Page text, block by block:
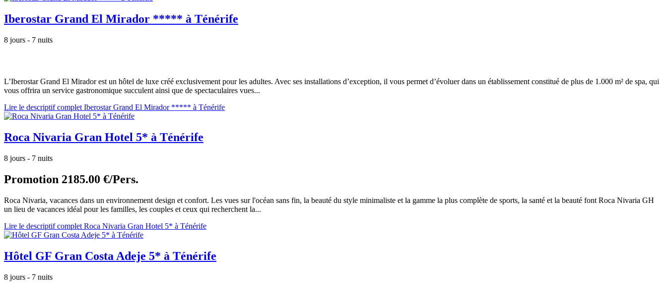
Iberostar Grand El Mirador ***** à Ténérife
8 jours - 7 nuits
L’Iberostar Grand El Mirador est un hôtel de luxe créé exclusivement pour les adultes. Avec ses installations d’exception, il vous permet d’évoluer dans un établissement constitué de plus de 1.000 m² de spa, qui
vous offrira un service gastronomique succulent ainsi que de spectaculaires vues...
Lire le descriptif complet Iberostar Grand El Mirador ***** à Ténérife
Roca Nivaria Gran Hotel 5* à Ténérife
8 jours - 7 nuits
Promotion 2185.00 €/Pers.
Roca Nivaria, vacances dans un environnement design et confort. Les vues sur l'océan sans fin, la beauté du style minimaliste et la gamme la plus complète de sports, la santé et la beauté font Roca Nivaria GH
un lieu de vacances idéal pour les familles, les couples et ceux qui recherchent la...
Lire le descriptif complet Roca Nivaria Gran Hotel 5* à Ténérife
Hôtel GF Gran Costa Adeje 5* à Ténérife
8 jours - 7 nuits